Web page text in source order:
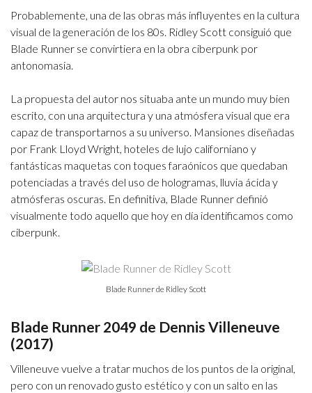
Probablemente, una de las obras más influyentes en la cultura
visual de la generación de los 80s. Ridley Scott consiguió que
Blade Runner se convirtiera en la obra ciberpunk por
antonomasia.
La propuesta del autor nos situaba ante un mundo muy bien
escrito, con una arquitectura y una atmósfera visual que era
capaz de transportarnos a su universo. Mansiones diseñadas
por Frank Lloyd Wright, hoteles de lujo californiano y
fantásticas maquetas con toques faraónicos que quedaban
potenciadas a través del uso de hologramas, lluvia ácida y
atmósferas oscuras. En definitiva, Blade Runner definió
visualmente todo aquello que hoy en día identificamos como
ciberpunk.
Blade Runner de Ridley Scott
Blade Runner 2049 de Dennis Villeneuve
(2017)
Villeneuve vuelve a tratar muchos de los puntos de la original,
pero con un renovado gusto estético y con un salto en las